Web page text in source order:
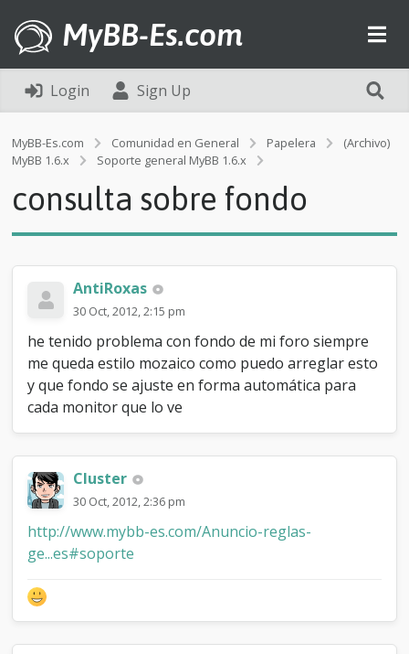
MyBB-Es.com
Login Sign Up
MyBB-Es.com Comunidad en General Papelera
(Archivo)
MyBB 1.6.x
Soporte general MyBB 1.6.x
n
s
u
t
b
r
e
f
d
o
consulta sobre fondo
AntiRoxas
30 Oct, 2012, 2:15 pm
he tenido problema con fondo de mi foro siempre
me queda estilo mozaico como puedo arreglar esto
y que fondo se ajuste en forma automática para
cada monitor que lo ve
Cluster
30 Oct, 2012, 2:36 pm
http://www.mybb-es.com/Anuncio-reglas-
ge...es#soporte